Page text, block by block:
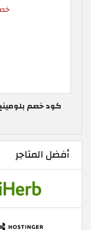
أفضل المتاجر